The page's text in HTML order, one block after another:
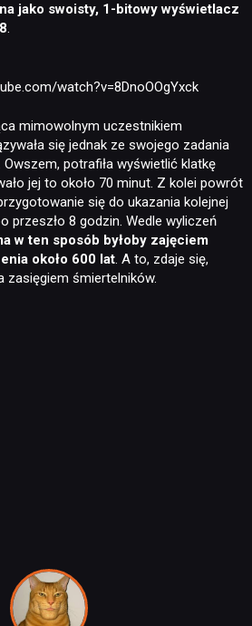
jako swoisty, 1-bitowy wyświetlacz
.
watch?v=8DnoOOgYxck
mimowolnym uczestnikiem
się jednak ze swojego zadania
potrafiła wyświetlić klatkę
jej to około 70 minut. Z kolei powrót
się do ukazania kolejnej
przeszło 8 godzin. Wedle wyliczeń
w ten sposób byłoby zajęciem
około 600 lat. A to, zdaje się,
zasięgiem śmiertelników.